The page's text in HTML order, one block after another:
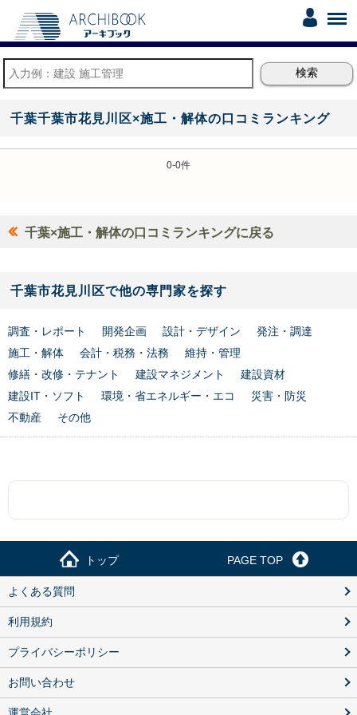
千葉千葉市花見川区×施工・解体の口コミランキング
0-0件
千葉×施工・解体の口コミランキングに戻る
千葉市花見川区で他の専門家を探す
調査・レポート 開発企画 設計・デザイン
発注・調達
施工・解体
会計・税務・法務
維持・管理
修繕・改修・テナント
建設マネジメント
建設資材
建設IT・ソフト
環境・省エネルギー・エコ
災害・防災
不動産
その他
トップ PAGE TOP
よくある質問
利用規約
プライバシーポリシー
お問い合わせ
運営会社